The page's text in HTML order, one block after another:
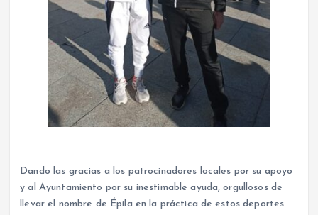
Dando las gracias a los patrocinadores locales por su apoyo
y al Ayuntamiento por su inestimable ayuda, orgullosos de
llevar el nombre de Épila en la práctica de estos deportes